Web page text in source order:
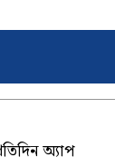
অ্যাপ